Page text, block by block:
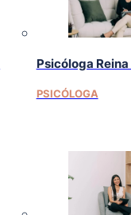
Psicóloga Reina
PSICÓLOGA